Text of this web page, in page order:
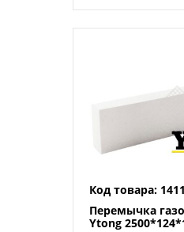
Код товара:
Перемычка
Ytong